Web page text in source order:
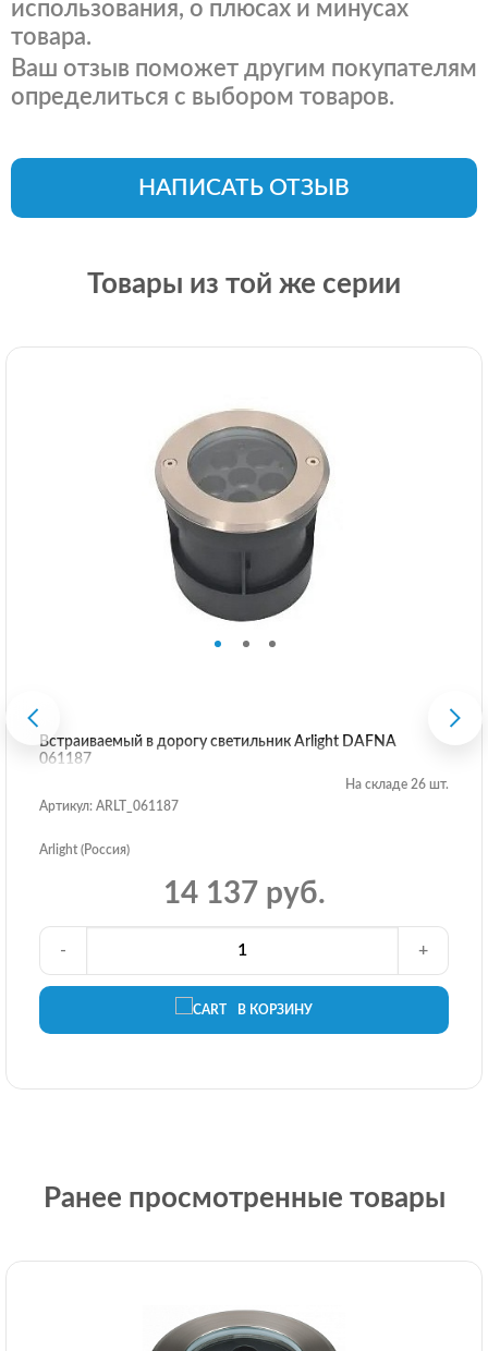
использования, о плюсах и минусах
товара.
Ваш отзыв поможет другим покупателям
определиться с выбором товаров.
НАПИСАТЬ ОТЗЫВ
Товары из той же серии
Встраиваемый в дорогу светильник Arlight DAFNA
061187
На складе 26 шт.
Артикул: ARLT_061187
Arlight (Россия)
14 137 руб.
В КОРЗИНУ
- +
Ранее просмотренные товары